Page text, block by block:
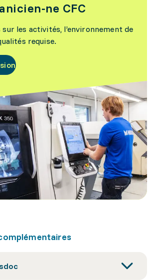
ne CFC
sur les activités, l’environnement de
requise.